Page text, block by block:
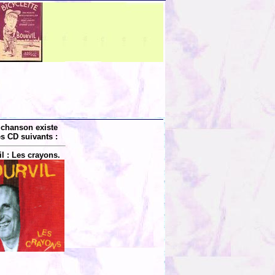
existe
CD suivants :
: Les crayons.